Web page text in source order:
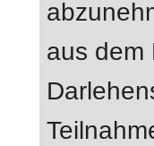
aus dem